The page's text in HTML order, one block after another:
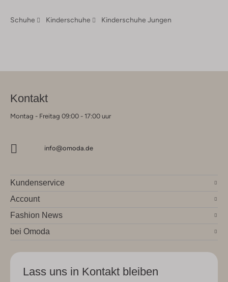
Schuhe Kinderschuhe Kinderschuhe Jungen
Kontakt
Montag - Freitag 09:00 - 17:00 uur
info@omoda.de
Kundenservice
Account
Fashion News
bei Omoda
Lass uns in Kontakt bleiben